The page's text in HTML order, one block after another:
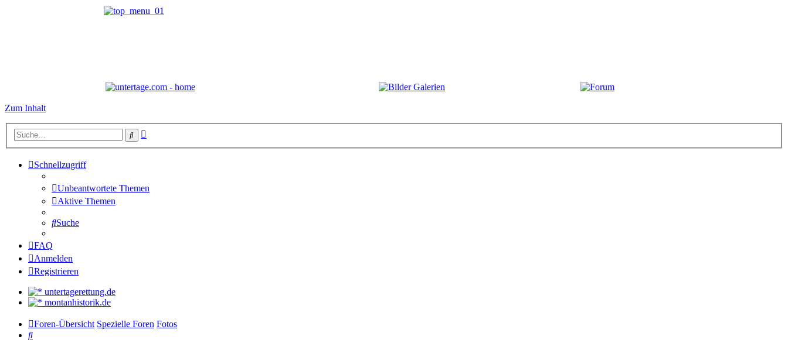
Zum Inhalt
Suche
Schnellzugriff
Unbeantwortete Themen
Aktive Themen
Suche
FAQ
Anmelden
Registrieren
untertagerettung.de
montanhistorik.de
Foren-Übersicht Spezielle Foren Fotos
Suche